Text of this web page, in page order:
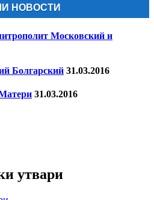
НОВОСТИ
Московский и
Болгарский 31.03.2016
31.03.2016
утвари